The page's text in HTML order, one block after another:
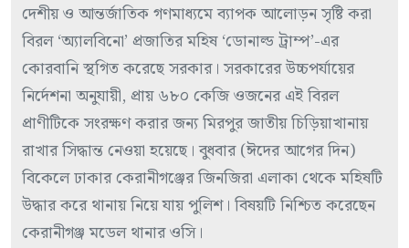
দেশীয় ও আন্তর্জাতিক গণমাধ্যমে ব্যাপক আলোড়ন সৃষ্টি করা
বিরল ‘অ্যালবিনো’ প্রজাতির মহিষ ‘ডোনাল্ড ট্রাম্প’-এর
কোরবানি স্থগিত করেছে সরকার। সরকারের উচ্চপর্যায়ের
নির্দেশনা অনুযায়ী, প্রায় ৬৮০ কেজি ওজনের এই বিরল
প্রাণীটিকে সংরক্ষণ করার জন্য মিরপুর জাতীয় চিড়িয়াখানায়
রাখার সিদ্ধান্ত নেওয়া হয়েছে। বুধবার (ঈদের আগের দিন)
বিকেলে ঢাকার কেরানীগঞ্জের জিনজিরা এলাকা থেকে মহিষটি
উদ্ধার করে থানায় নিয়ে যায় পুলিশ। বিষয়টি নিশ্চিত করেছেন
কেরানীগঞ্জ মডেল থানার ওসি।